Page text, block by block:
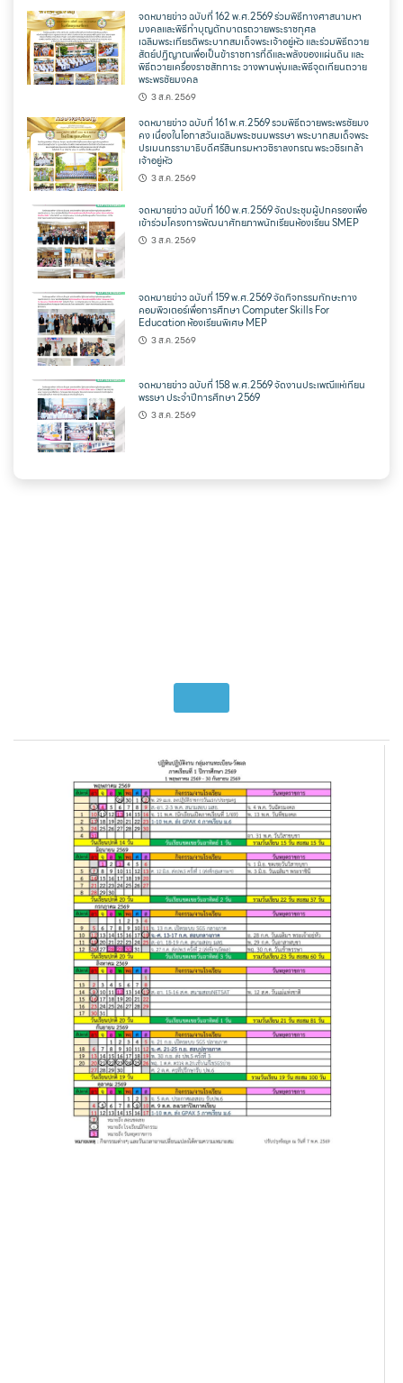
จดหมายข่าว ฉบับที่ 162 พ.ศ.2569 ร่วมพิธีทางศาสนามหา
มงคลและพิธีทำบุญตักบาตรถวายพระราชกุศล
เฉลิมพระเกียรติพระบาทสมเด็จพระเจ้าอยู่หัว และร่วมพิธีถวาย
สัตย์ปฏิญาณเพื่อเป็นข้าราชการที่ดีและพลังของแผ่นดิน และ
พิธีถวายเครื่องราชสักการะ วางพานพุ่มและพิธีจุดเทียนถวาย
พระพรชัยมงคล
3 ส.ค. 2569
จดหมายข่าว ฉบับที่ 161 พ.ศ.2569 รวมพิธีถวายพระพรชัยมง
คง เนื่องในโอกาสวันเฉลิมพระชนมพรรษา พระบาทสมเด็จพระ
ปรเมนทรรามาธิบดีศรีสินทรมหาวชิราลงกรณ พระวชิรเกล้า
เจ้าอยู่หัว
3 ส.ค. 2569
จดหมายข่าว ฉบับที่ 160 พ.ศ.2569 จัดประชุมผู้ปกครองเพื่อ
เข้าร่วมโครงการพัฒนาศักยภาพนักเรียนห้องเรียน SMEP
3 ส.ค. 2569
จดหมายข่าว ฉบับที่ 159 พ.ศ.2569 จัดกิจกรรมทักษะทาง
คอมพิวเตอร์เพื่อการศึกษา Computer Skills For
Education ห้องเรียนพิเศษ MEP
3 ส.ค. 2569
จดหมายข่าว ฉบับที่ 158 พ.ศ.2569 จัดงานประเพณีแห่เทียน
พรรษา ประจำปีการศึกษา 2569
3 ส.ค. 2569